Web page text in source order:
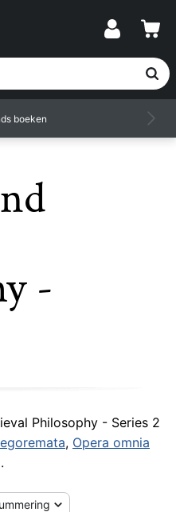
boeken
-
Philosophy - Series 2
, Opera omnia